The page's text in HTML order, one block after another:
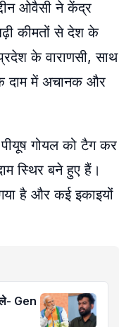
ओवैसी ने केंद्र
कीमतों से देश के
के वाराणसी, साथ
दाम में अचानक और
पीयूष गोयल को टैग कर
स्थिर बने हुए हैं।
है और कई इकाइयों
Gen